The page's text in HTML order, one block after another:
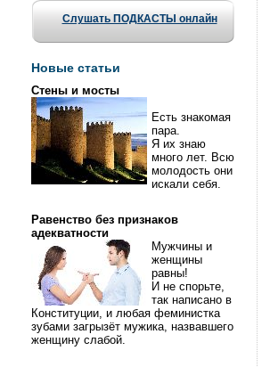
Слушать ПОДКАСТЫ онлайн
Новые статьи
Стены и мосты
Есть знакомая
пара.
Я их знаю
много лет. Всю
молодость они
искали себя.
Равенство без признаков
адекватности
Мужчины и
женщины
равны!
И не спорьте,
так написано в
Конституции, и любая феминистка
зубами загрызёт мужика, назвавшего
женщину слабой.